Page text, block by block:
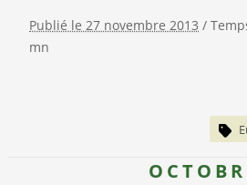
Publié le 27 novembre 2013 /
mn